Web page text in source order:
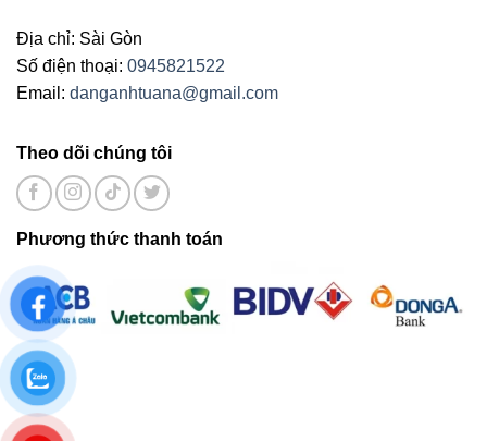
Địa chỉ: Sài Gòn
Số điện thoại: 0945821522
Email: danganhtuana@gmail.com
Theo dõi chúng tôi
Phương thức thanh toán